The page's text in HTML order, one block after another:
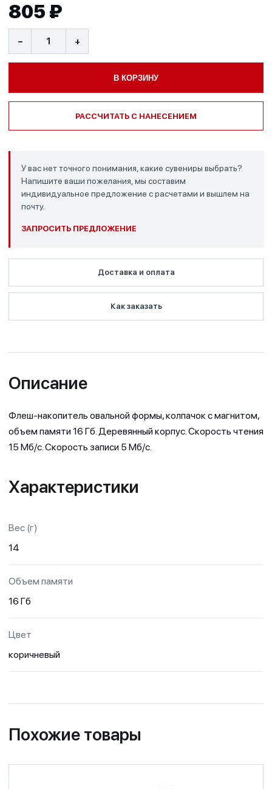
805 ₽
− +
В КОРЗИНУ
РАССЧИТАТЬ С НАНЕСЕНИЕМ
У вас нет точного понимания, какие сувениры выбрать?
Напишите ваши пожелания, мы составим
индивидуальное предложение с расчетами и вышлем на
почту.
ЗАПРОСИТЬ ПРЕДЛОЖЕНИЕ
Доставка и оплата
Как заказать
Описание
Флеш-накопитель овальной формы, колпачок с магнитом,
объем памяти 16 Гб. Деревянный корпус. Cкорость чтения
15 Мб/с. Скорость записи 5 Мб/с.
Характеристики
Вес (г)
14
Объем памяти
16 Гб
Цвет
коричневый
Похожие товары